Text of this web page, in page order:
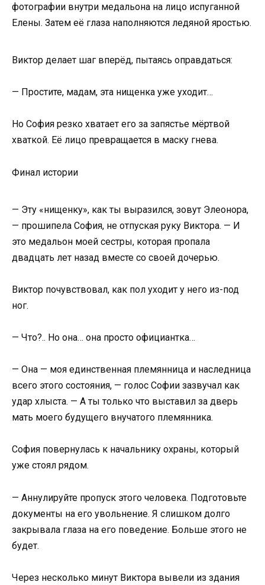
фотографии внутри медальона на лицо испуганной
Елены. Затем её глаза наполняются ледяной яростью.
Виктор делает шаг вперёд, пытаясь оправдаться:
— Простите, мадам, эта нищенка уже уходит…
Но София резко хватает его за запястье мёртвой
хваткой. Её лицо превращается в маску гнева.
Финал истории
— Эту «нищенку», как ты выразился, зовут Элеонора,
— прошипела София, не отпуская руку Виктора. — И
это медальон моей сестры, которая пропала
двадцать лет назад вместе со своей дочерью.
Виктор почувствовал, как пол уходит у него из-под
ног.
— Что?.. Но она… она просто официантка…
— Она — моя единственная племянница и наследница
всего этого состояния, — голос Софии зазвучал как
удар хлыста. — А ты только что выставил за дверь
мать моего будущего внучатого племянника.
София повернулась к начальнику охраны, который
уже стоял рядом.
— Аннулируйте пропуск этого человека. Подготовьте
документы на его увольнение. Я слишком долго
закрывала глаза на его поведение. Больше этого не
будет.
Через несколько минут Виктора вывели из здания